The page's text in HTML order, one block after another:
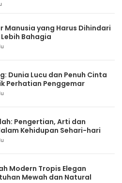
Manusia yang Harus Dihindari
Bahagia
Dunia Lucu dan Penuh Cinta
Perhatian Penggemar
Pengertian, Arti dan
Kehidupan Sehari-hari
Modern Tropis Elegan
Mewah dan Natural